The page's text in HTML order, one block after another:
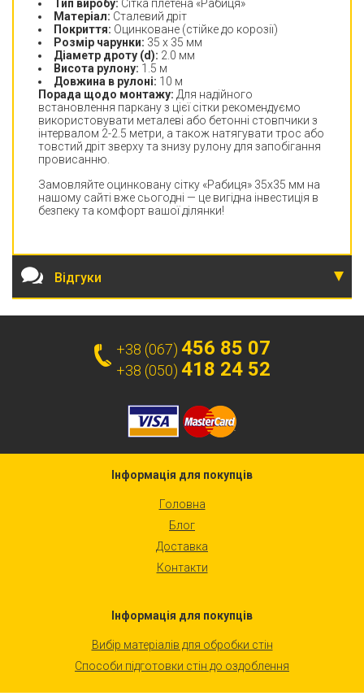
Тип виробу: Сітка плетена «Рабиця»
Матеріал: Сталевий дріт
Покриття: Оцинковане (стійке до корозії)
Розмір чарунки: 35 х 35 мм
Діаметр дроту (d): 2.0 мм
Висота рулону: 1.5 м
Довжина в рулоні: 10 м
Порада щодо монтажу: Для надійного
встановлення паркану з цієї сітки рекомендуємо
використовувати металеві або бетонні стовпчики з
інтервалом 2-2.5 метри, а також натягувати трос або
товстий дріт зверху та знизу рулону для запобігання
провисанню.
Замовляйте оцинковану сітку «Рабиця» 35х35 мм на
нашому сайті вже сьогодні — це вигідна інвестиція в
безпеку та комфорт вашої ділянки!
Відгуки
+38 (067) 456 85 07
+38 (050) 418 24 52
Інформація для покупців
Головна
Блог
Доставка
Контакти
Інформація для покупців
Вибір матеріалів для обробки стін
Способи підготовки стін до оздоблення